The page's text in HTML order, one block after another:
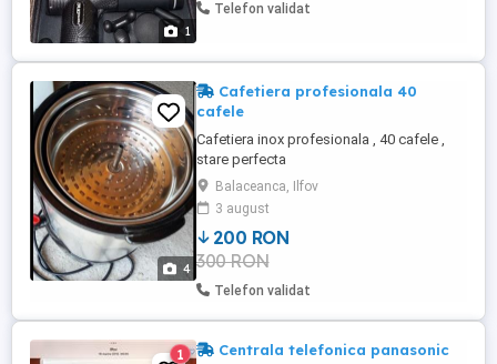
1
Telefon validat
4
Cafetiera profesionala 40
cafele
Cafetiera inox profesionala , 40 cafele ,
stare perfecta
Balaceanca, Ilfov
3 august
200 RON
300 RON
Telefon validat
1 Centrala telefonica panasonic